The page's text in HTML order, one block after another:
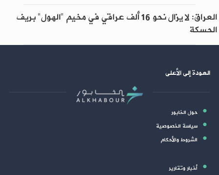
العراق: لا يزال نحو 16 ألف عراقي في مخيم "الهول" بريف
الحسكة
العودة إلى الأعلى
حول الخابور
سياسة الخصوصية
الشروط والأحكام
أخبار وتقارير